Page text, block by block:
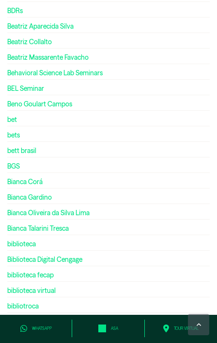
WHATSAPP ASA TOUR VIRTUAL
BDRs
Beatriz Aparecida Silva
Beatriz Collalto
Beatriz Massarente Favacho
Behavioral Science Lab Seminars
BEL Seminar
Beno Goulart Campos
bet
bets
bett brasil
BGS
Bianca Corá
Bianca Gardino
Bianca Oliveira da Silva Lima
Bianca Talarini Tresca
biblioteca
Biblioteca Digital Cengage
biblioteca fecap
biblioteca virtual
bibliotroca